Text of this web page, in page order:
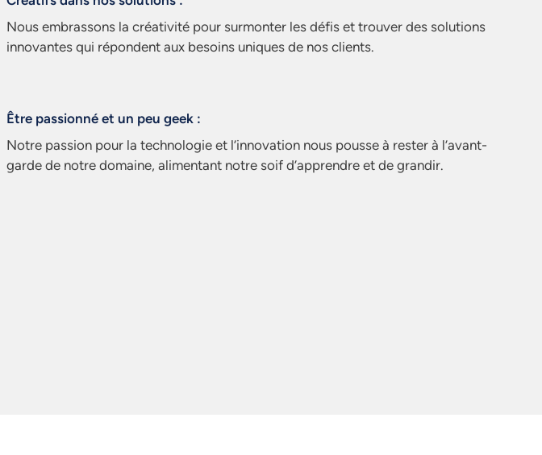
Nous embrassons la créativité pour surmonter les défis et trouver des solutions
innovantes qui répondent aux besoins uniques de nos clients.
Être passionné et un peu geek :
Notre passion pour la technologie et l’innovation nous pousse à rester à l’avant-
garde de notre domaine, alimentant notre soif d’apprendre et de grandir.